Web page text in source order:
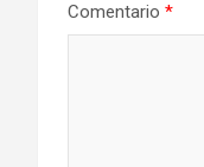
Comentario *